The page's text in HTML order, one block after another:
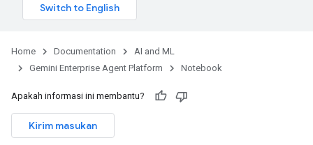
Home Documentation
AI and ML
Gemini Enterprise Agent Platform
Notebook
Apakah informasi ini membantu?
Kirim masukan